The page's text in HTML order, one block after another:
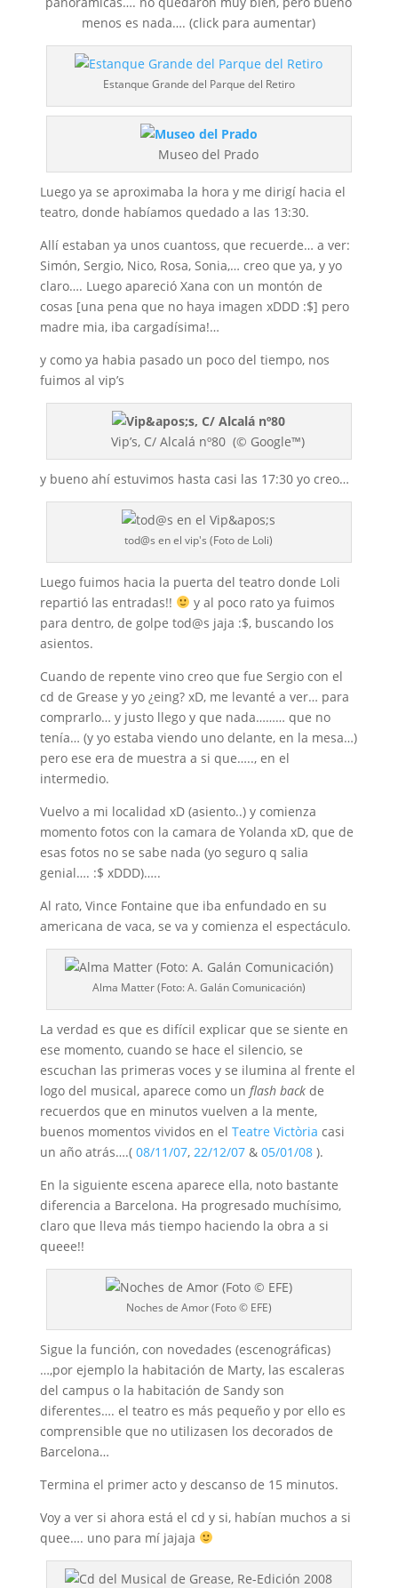
menos es nada…. (click para aumentar)
Estanque Grande del Parque del Retiro
Museo del Prado
Luego ya se aproximaba la hora y me dirigí hacia el
teatro, donde habíamos quedado a las 13:30.
Allí estaban ya unos cuantoss, que recuerde… a ver:
Simón, Sergio, Nico, Rosa, Sonia,… creo que ya, y yo
claro…. Luego apareció Xana con un montón de
cosas [una pena que no haya imagen xDDD :$] pero
madre mia, iba cargadísima!…
y como ya habia pasado un poco del tiempo, nos
fuimos al vip’s
Vip’s, C/ Alcalá nº80 (© Google™)
y bueno ahí estuvimos hasta casi las 17:30 yo creo…
tod@s en el vip's (Foto de Loli)
Luego fuimos hacia la puerta del teatro donde Loli
repartió las entradas!!
y al poco rato ya fuimos
para dentro, de golpe tod@s jaja :$, buscando los
asientos.
Cuando de repente vino creo que fue Sergio con el
cd de Grease y yo ¿eing? xD, me levanté a ver… para
comprarlo… y justo llego y que nada……… que no
tenía… (y yo estaba viendo uno delante, en la mesa…)
pero ese era de muestra a si que….., en el
intermedio.
Vuelvo a mi localidad xD (asiento..) y comienza
momento fotos con la camara de Yolanda xD, que de
esas fotos no se sabe nada (yo seguro q salia
genial…. :$ xDDD)…..
Al rato, Vince Fontaine que iba enfundado en su
americana de vaca, se va y comienza el espectáculo.
Alma Matter (Foto: A. Galán Comunicación)
La verdad es que es difícil explicar que se siente en
ese momento, cuando se hace el silencio, se
escuchan las primeras voces y se ilumina al frente el
logo del musical, aparece como un flash backde
recuerdos que en minutos vuelven a la mente,
buenos momentos vividos en el Teatre Victòria casi
un año atrás….( 08/11/07, 22/12/07& 05/01/08).
En la siguiente escena aparece ella, noto bastante
diferencia a Barcelona. Ha progresado muchísimo,
claro que lleva más tiempo haciendo la obra a si
queee!!
Noches de Amor (Foto © EFE)
Sigue la función, con novedades (escenográficas)
…,por ejemplo la habitación de Marty, las escaleras
del campus o la habitación de Sandy son
diferentes…. el teatro es más pequeño y por ello es
comprensible que no utilizasen los decorados de
Barcelona…
Termina el primer acto y descanso de 15 minutos.
Voy a ver si ahora está el cd y si, habían muchos a si
quee…. uno para mí jajaja